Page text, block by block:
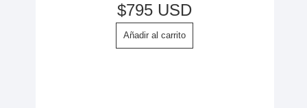
$795 USD
Añadir al carrito